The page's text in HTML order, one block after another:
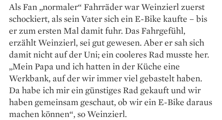
Als Fan „normaler“ Fahr­räder war Weinzierl zuerst
schockiert, als sein Vater sich ein E-Bike kaufte – bis
er zum ersten Mal damit fuhr. Das Fahrgefühl,
erzählt Weinzierl, sei gut gewesen. Aber er sah sich
damit nicht auf der Uni; ein cooleres Rad musste her.
„Mein Papa und ich hatten in der Küche eine
Werkbank, auf der wir immer viel gebastelt haben.
Da habe ich mir ein günstiges Rad gekauft und wir
haben gemeinsam geschaut, ob wir ein E-Bike da­raus
machen können“, so Weinzierl.